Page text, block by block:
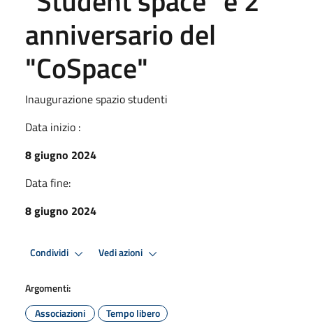
anniversario del
"CoSpace"
Inaugurazione spazio studenti
Data inizio :
8 giugno 2024
Data fine:
8 giugno 2024
Condividi Vedi azioni
Argomenti:
Associazioni
Tempo libero